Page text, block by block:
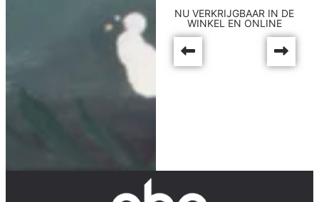
NU VERKRIJGBAAR IN DE
WINKEL EN ONLINE